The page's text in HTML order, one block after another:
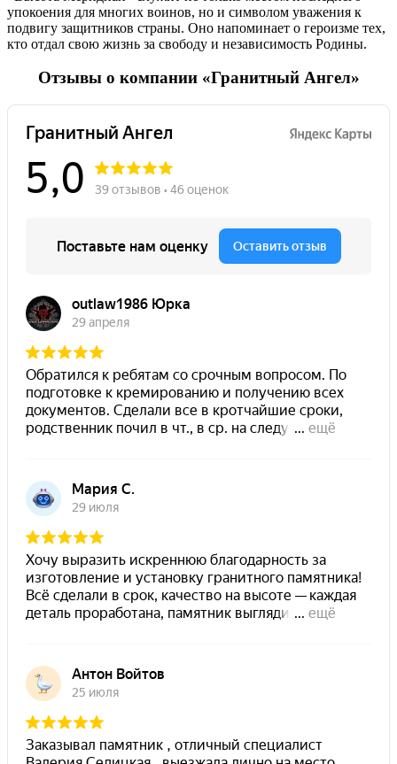
упокоения для многих воинов, но и символом уважения к
подвигу защитников страны. Оно напоминает о героизме тех,
кто отдал свою жизнь за свободу и независимость Родины.
Отзывы о компании «Гранитный Ангел»